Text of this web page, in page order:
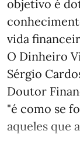
objetivo é
vida
O Dinheiro
Sérgio
Doutor
"é como se
aqueles que